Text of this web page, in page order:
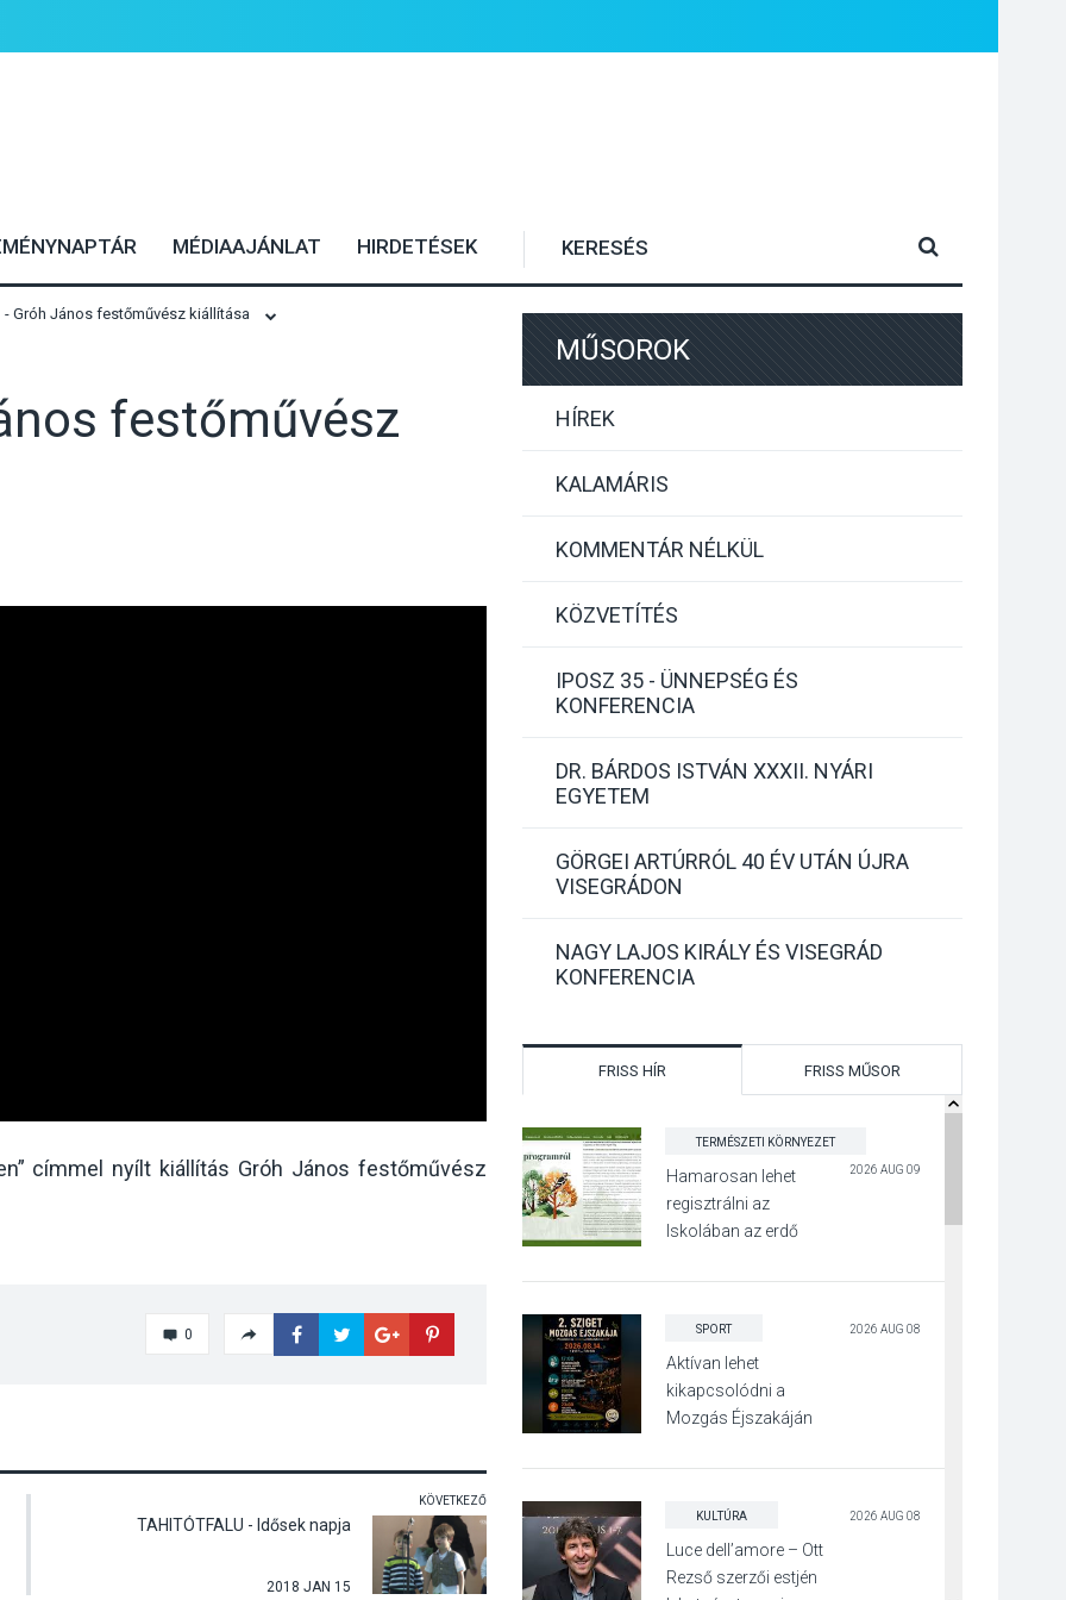
MÉDIAAJÁNLAT HIRDETÉSEK
- Gróh János festőművész kiállítása
festőművész
címmel nyílt kiállítás Gróh János festőművész
0
KÖVETKEZŐ
TAHITÓTFALU - Idősek napja
2018 JAN 15
MŰSOROK
HÍREK
KALAMÁRIS
KOMMENTÁR NÉLKÜL
KÖZVETÍTÉS
IPOSZ 35 - ÜNNEPSÉG ÉS
KONFERENCIA
DR. BÁRDOS ISTVÁN XXXII. NYÁRI
EGYETEM
GÖRGEI ARTÚRRÓL 40 ÉV UTÁN ÚJRA
VISEGRÁDON
NAGY LAJOS KIRÁLY ÉS VISEGRÁD
KONFERENCIA
FRISS HÍR FRISS MŰSOR
TERMÉSZETI KÖRNYEZET
2026 AUG 09
Hamarosan lehet
regisztrálni az
Iskolában az erdő
SPORT 2026 AUG 08
Aktívan lehet
kikapcsolódni a
Mozgás Éjszakáján
Surányban
KULTÚRA 2026 AUG 08
Luce dell’amore – Ott
Rezső szerzői estjén